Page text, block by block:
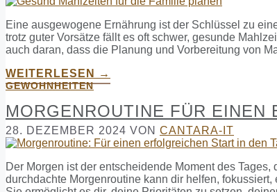
Eine ausgewogene Ernährung ist der Schlüssel zu
trotz guter Vorsätze fällt es oft schwer, gesunde
auch daran, dass die Planung und Vorbereitung von
WEITERLESEN →
GEWOHNHEITEN
MORGENROUTINE FÜR EINEN
28. DEZEMBER 2024 VON CANTARA-IT
Der Morgen ist der entscheidende Moment des
durchdachte Morgenroutine kann dir helfen,